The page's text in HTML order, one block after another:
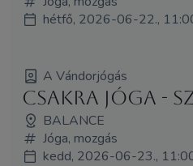
hétfő, 2026-06-22.,
A Vándorjógás
Csakra jóga -
BALANCE
Jóga, mozgás
kedd, 2026-06-23.,